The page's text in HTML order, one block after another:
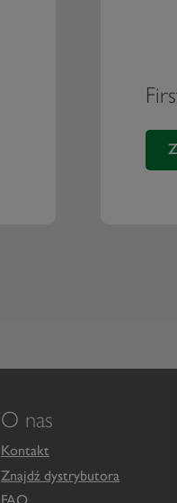
O nas
Kontakt
Znajdź dystrybutora